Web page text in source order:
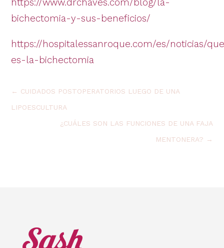
bichectomia-y-sus-beneficios/
https://hospitalessanroque.com/es/noticias/
es-la-bichectomia
← CUIDADOS POSTOPERATORIOS LUEGO DE UNA
LIPOESCULTURA
¿CUÁLES SON LAS FUNCIONES DE UNA FAJA
MENTONERA? →